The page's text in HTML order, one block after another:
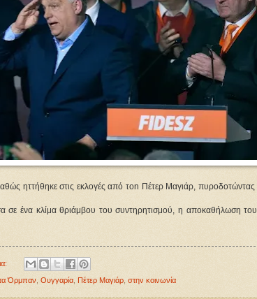
ηττήθηκε στις εκλογές από τοn Πέτερ Μαγιάρ, πυροδοτώντας
σε ένα κλίμα θριάμβου του συντηρητισμού, η αποκαθήλωση
Όρμπαν Ουγγαρία Πέτερ Μαγιάρ στην κοινωνία